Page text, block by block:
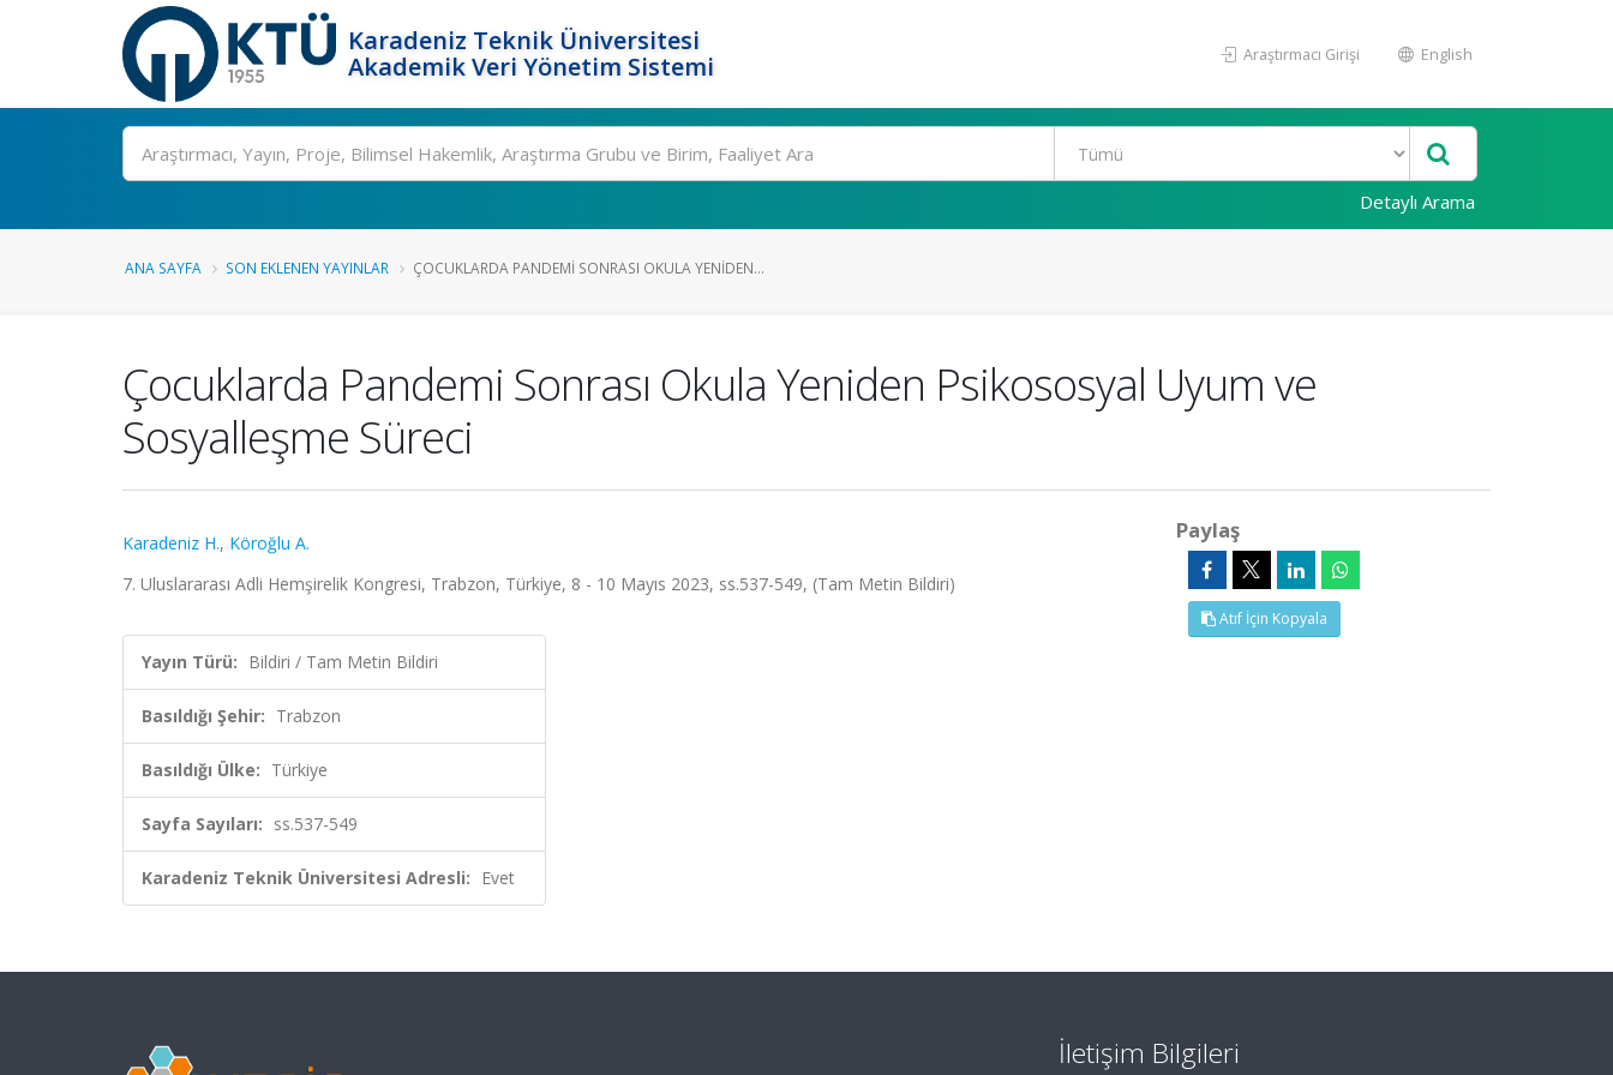
Karadeniz Teknik Üniversitesi
Akademik Veri Yönetim Sistemi
Araştırmacı Girişi English
Ara
Detaylı Arama
ANA SAYFA SON EKLENEN YAYINLAR ÇOCUKLARDA PANDEMI SONRASI OKULA YENIDEN...
Çocuklarda Pandemi Sonrası Okula Yeniden Psikososyal Uyum ve
Sosyalleşme Süreci
Karadeniz H., Köroğlu A.
7. Uluslararası Adli Hemşirelik Kongresi, Trabzon, Türkiye, 8 - 10 Mayıs 2023, ss.537-549, (Tam Metin Bildiri)
Yayın Türü: Bildiri / Tam Metin Bildiri
Basıldığı Şehir: Trabzon
Basıldığı Ülke: Türkiye
Sayfa Sayıları: ss.537-549
Karadeniz Teknik Üniversitesi Adresli: Evet
Paylaş
Atıf İçin Kopyala
İletişim Bilgileri